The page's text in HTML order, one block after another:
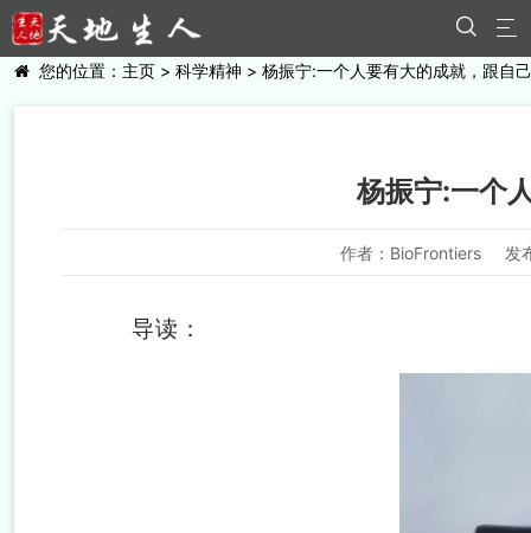


您的位置： 主页 > 科学精神 > 杨振宁:一个人要有大的成就，跟自
杨振宁:一个
作者：BioFrontiers 发
导读：